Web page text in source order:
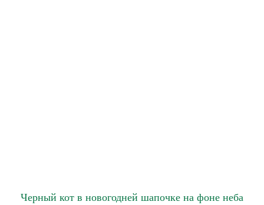
Черный кот в новогодней шапочке на фоне неба